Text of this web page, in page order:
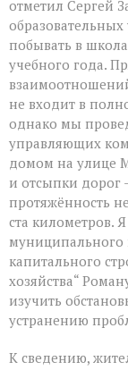
отметил Сергей
побывать в
учебного года.
не входит в
однако мы
управляющих
домом на улице
и отсыпки дорог
протяжённость
ста километров.
муниципального
капитального
хозяйства“
изучить
устранению
К сведению,